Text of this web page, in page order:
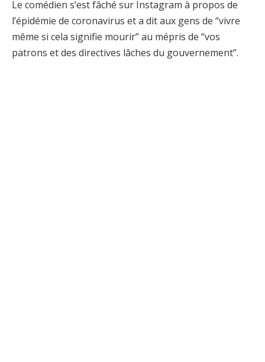
Le comédien s’est fâché sur Instagram à propos de
l’épidémie de coronavirus et a dit aux gens de “vivre
même si cela signifie mourir” au mépris de “vos
patrons et des directives lâches du gouvernement”.